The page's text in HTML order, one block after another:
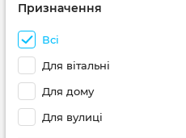
Призначення
Всі
Для вітальні
Для дому
Для вулиці